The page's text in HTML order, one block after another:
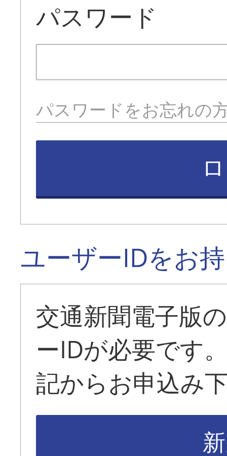
パスワード
パスワードをお忘れの
ユーザーIDをお
交通新聞電子版
ーIDが必要です
記からお申込み